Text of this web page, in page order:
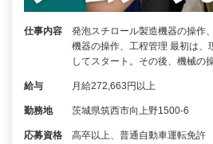
仕事内容
発泡スチロール製造機器の操作
機器の操作、工程管理 最初は、
してスタート。その後、機械の
給与 月給272,663円以上
勤務地 茨城県筑西市向上野1500-6
応募資格
高卒以上、普通自動車運転免